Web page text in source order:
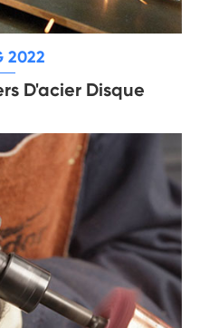
2022
D'acier Disque